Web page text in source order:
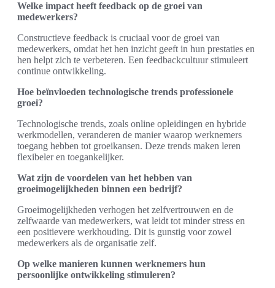
Welke impact heeft feedback op de groei van
medewerkers?
Constructieve feedback is cruciaal voor de groei van
medewerkers, omdat het hen inzicht geeft in hun prestaties en
hen helpt zich te verbeteren. Een feedbackcultuur stimuleert
continue ontwikkeling.
Hoe beïnvloeden technologische trends professionele
groei?
Technologische trends, zoals online opleidingen en hybride
werkmodellen, veranderen de manier waarop werknemers
toegang hebben tot groeikansen. Deze trends maken leren
flexibeler en toegankelijker.
Wat zijn de voordelen van het hebben van
groeimogelijkheden binnen een bedrijf?
Groeimogelijkheden verhogen het zelfvertrouwen en de
zelfwaarde van medewerkers, wat leidt tot minder stress en
een positievere werkhouding. Dit is gunstig voor zowel
medewerkers als de organisatie zelf.
Op welke manieren kunnen werknemers hun
persoonlijke ontwikkeling stimuleren?